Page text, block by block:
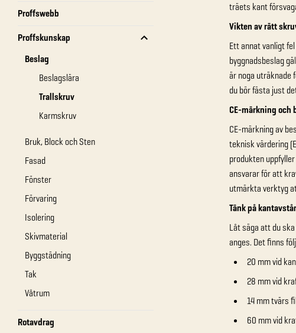
Proffswebb
Proffskunskap
Beslag
Beslagslära
Trallskruv
Karmskruv
Bruk, Block och Sten
Fasad
Fönster
Förvaring
Isolering
Skivmaterial
Byggstädning
Tak
Våtrum
Rotavdrag
träets kant
Vikten av rätt
Ett annat vanligt
byggnadsbeslag
är noga uträknade
du bör fästa just
CE-märkning och
CE-märkning av
teknisk värdering
produkten
ansvarar för att
utmärkta verktyg
Tänk på
Låt säga att du
anges. Det finns
20 mm vid
28 mm vid
14 mm tvärs
60 mm vid